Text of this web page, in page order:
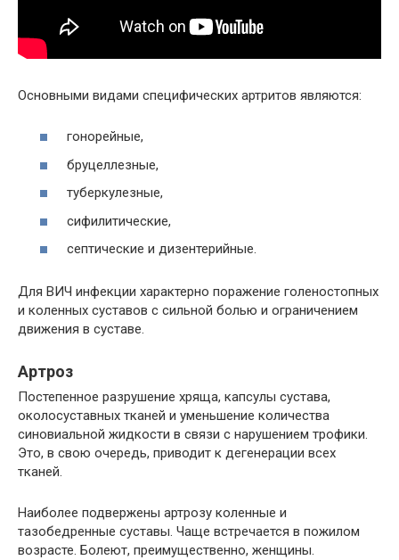
Основными видами специфических артритов являются:
гонорейные,
бруцеллезные,
туберкулезные,
сифилитические,
септические и дизентерийные.
Для ВИЧ инфекции характерно поражение голеностопных
и коленных суставов с сильной болью и ограничением
движения в суставе.
Артроз
Постепенное разрушение хряща, капсулы сустава,
околосуставных тканей и уменьшение количества
синовиальной жидкости в связи с нарушением трофики.
Это, в свою очередь, приводит к дегенерации всех
тканей.
Наиболее подвержены артрозу коленные и
тазобедренные суставы. Чаще встречается в пожилом
возрасте. Болеют, преимущественно, женщины.